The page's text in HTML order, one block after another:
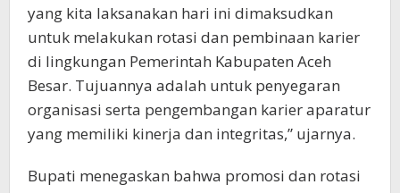
yang kita laksanakan hari ini dimaksudkan
untuk melakukan rotasi dan pembinaan karier
di lingkungan Pemerintah Kabupaten Aceh
Besar. Tujuannya adalah untuk penyegaran
organisasi serta pengembangan karier aparatur
yang memiliki kinerja dan integritas,” ujarnya.
Bupati menegaskan bahwa promosi dan rotasi